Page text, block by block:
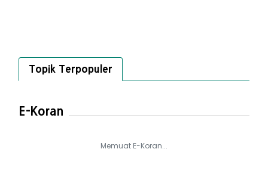
Topik Terpopuler
E-Koran
Memuat E-Koran...